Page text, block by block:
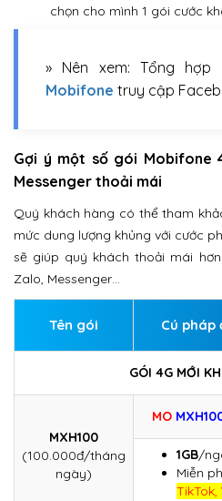
chọn cho mình 1 gói cước
» Nên xem: Tổng hợp
Mobifone truy cập
Gợi ý một số gói Mobifone
Messenger thoải mái
Quý khách hàng có thể tham
mức dung lượng khủng với cước
sẽ giúp quý khách thoải mái
Zalo, Messenger…
Tên gói Cú pháp
GÓI 4G MỚI
MXH100
(100.000đ/tháng
ngày)
MO
1GB/
Miễn